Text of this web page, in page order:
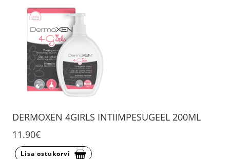
DERMOXEN 4GIRLS INTIIMPESUGEEL 200ML
11.90€
Lisa ostukorvi